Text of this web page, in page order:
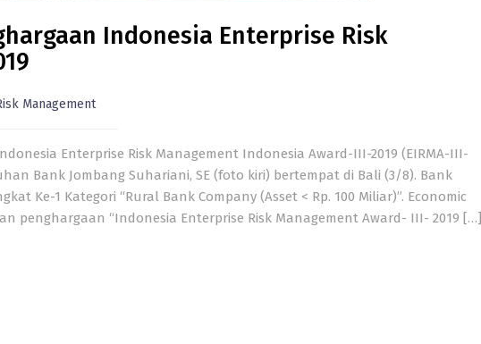
Indonesia Enterprise Risk
Management
Enterprise Risk Management Indonesia Award-III-2019 (EIRMA-III-
Bank Jombang Suhariani, SE (foto kiri) bertempat di Bali (3/8). Bank
Ke-1 Kategori “Rural Bank Company (Asset < Rp. 100 Miliar)”. Economic
penghargaan “Indonesia Enterprise Risk Management Award- III- 2019 […]